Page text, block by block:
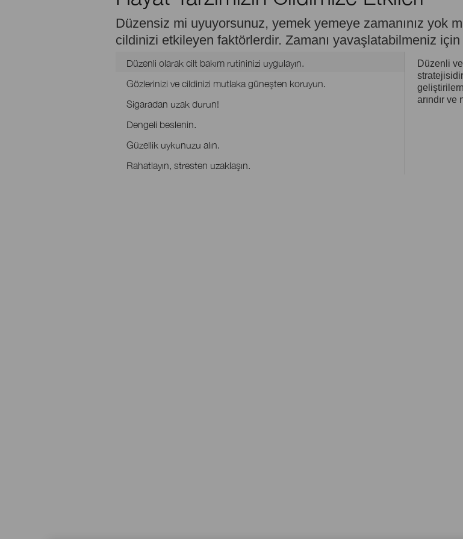
Düzensiz mi uyuyorsunuz, yemek yemeye zamanınız yok
cildinizi etkileyen faktörlerdir. Zamanı yavaşlatabilmeniz için
Düzenli olarak cilt bakım rutininizi uygulayın.
Gözlerinizi ve cildinizi mutlaka güneşten koruyun.
Sigaradan uzak durun!
Dengeli beslenin.
Güzellik uykunuzu alın.
Rahatlayın, stresten uzaklaşın.
Düzenli
arındır ve